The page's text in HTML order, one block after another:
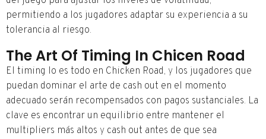
permitiendo a los jugadores adaptar su experiencia a su
tolerancia al riesgo.
The Art Of Timing In Chicen Road
El timing lo es todo en Chicken Road, y los jugadores que
puedan dominar el arte de cash out en el momento
adecuado serán recompensados con pagos sustanciales. La
clave es encontrar un equilibrio entre mantener el
multipliers más altos y cash out antes de que sea